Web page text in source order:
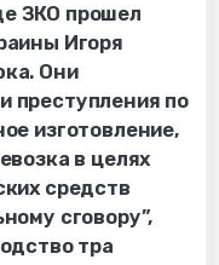
ЗКО прошел
Игоря
Они
преступления по
изготовление,
в целях
средств
сговору”,
тра